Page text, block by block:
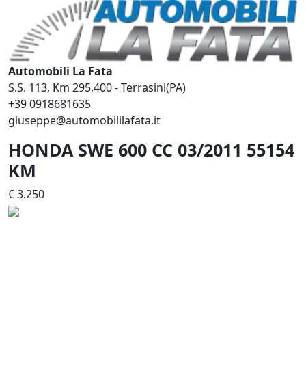
Automobili La Fata
S.S. 113, Km 295,400 - Terrasini(PA)
+39 0918681635
giuseppe@automobililafata.it
HONDA SWE 600 CC 03/2011 55154
KM
€ 3.250